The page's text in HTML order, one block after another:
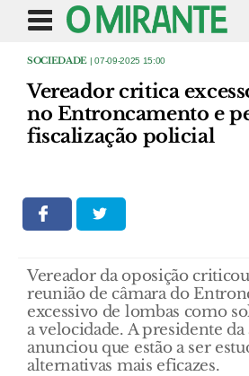
SOCIEDADE | 07-09-2025 15:00
Vereador critica
no Entroncamento e
fiscalização policial
Vereador da oposição
reunião de câmara do
excessivo de lombas como
a velocidade. A presidente
anunciou que estão a ser
alternativas mais eficazes.